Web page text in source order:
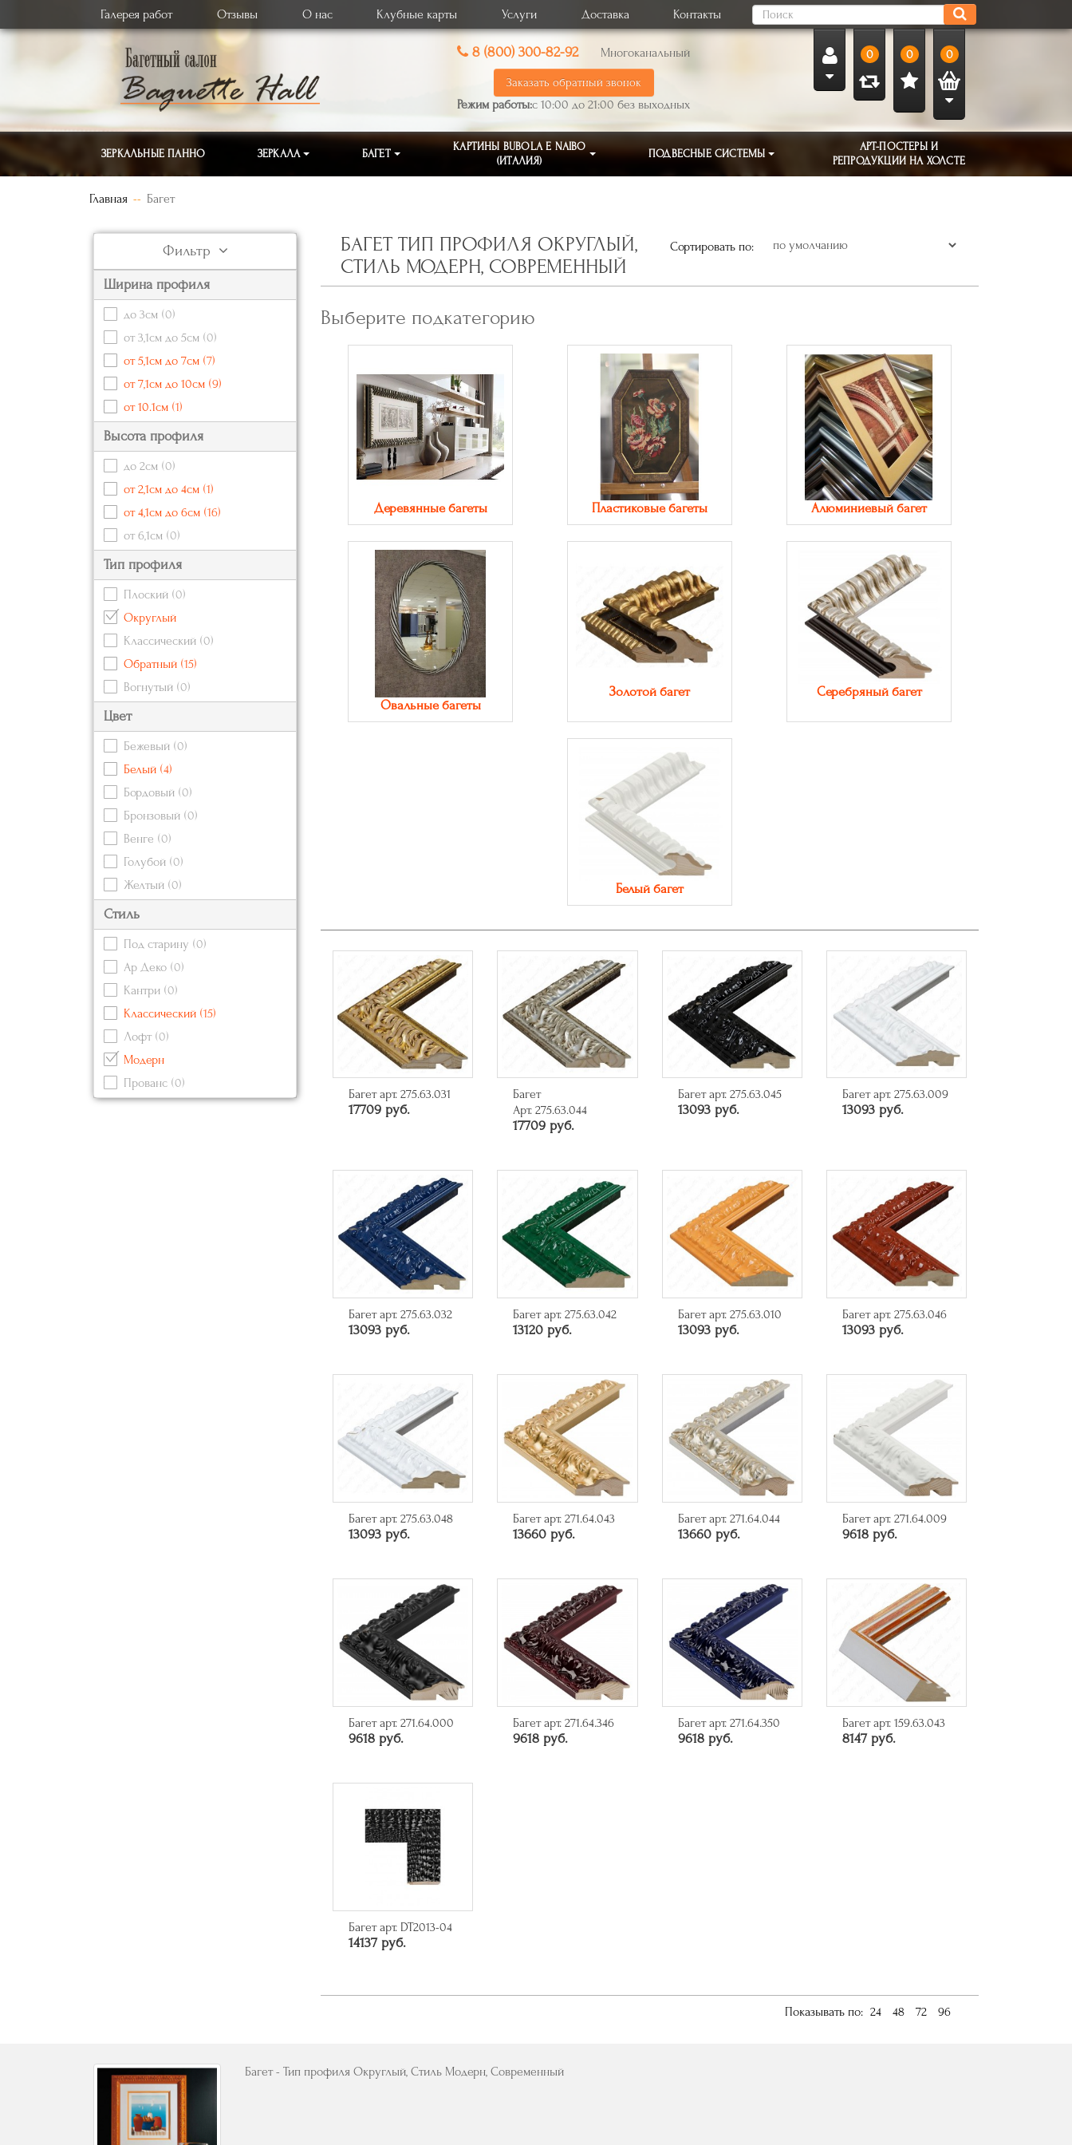
Галерея работ Отзывы О нас Клубные карты Услуги Доставка Контакты
8 (800) 300-82-92 Многоканальный
Заказать обратный звонок
Режим работы:с 10:00 до 21:00 без выходных
0 0 0
ЗЕРКАЛЬНЫЕ ПАННО ЗЕРКАЛА БАГЕТ
КАРТИНЫ BUBOLA E NAIBO
(ИТАЛИЯ)
ПОДВЕСНЫЕ СИСТЕМЫ
АРТ-ПОСТЕРЫ И
РЕПРОДУКЦИИ НА ХОЛСТЕ
Главная Багет
Фильтр
Ширина профиля
до 3см (0)
от 3,1см до 5см (0)
от 5,1см до 7см (7)
от 7,1см до 10см (9)
от 10.1см (1)
Высота профиля
до 2см (0)
от 2,1см до 4см (1)
от 4,1см до 6см (16)
от 6,1см (0)
Тип профиля
Плоский (0)
Округлый
Классический (0)
Обратный (15)
Вогнутый (0)
Цвет
Бежевый (0)
Белый (4)
Бордовый (0)
Бронзовый (0)
Венге (0)
Голубой (0)
Желтый (0)
Золотой (2)
Коричневый
Красный
Кремовый
Розовый
Серебряный
Серый
Стиль
Под старину (0)
Ар Деко (0)
Кантри (0)
Классический (15)
Лофт (0)
Модерн
Прованс (0)
Современный
БАГЕТ ТИП ПРОФИЛЯ ОКРУГЛЫЙ,
СТИЛЬ МОДЕРН, СОВРЕМЕННЫЙ
Сортировать по:
Выберите подкатегорию
Деревянные багеты Пластиковые багеты Алюминиевый багет
Овальные багеты
Золотой багет Серебряный багет
Белый багет
Багет арт. 275.63.031
17709 руб.
Багет
Арт. 275.63.044
17709 руб.
Багет арт. 275.63.045
13093 руб.
Багет арт. 275.63.009
13093 руб.
Багет арт. 275.63.032
13093 руб.
Багет арт. 275.63.042
13120 руб.
Багет арт. 275.63.010
13093 руб.
Багет арт. 275.63.046
13093 руб.
Багет арт. 275.63.048
13093 руб.
Багет арт. 271.64.043
13660 руб.
Багет арт. 271.64.044
13660 руб.
Багет арт. 271.64.009
9618 руб.
Багет арт. 271.64.000
9618 руб.
Багет арт. 271.64.346
9618 руб.
Багет арт. 271.64.350
9618 руб.
Багет арт. 159.63.043
8147 руб.
Багет арт. DT2013-04
14137 руб.
Показывать по: 24 48 72 96
Багет - Тип профиля Округлый, Стиль Модерн, Современный